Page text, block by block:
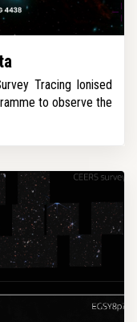
Tracing Ionised
to observe the